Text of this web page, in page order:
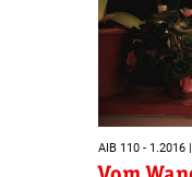
AIB 110 - 1.2016